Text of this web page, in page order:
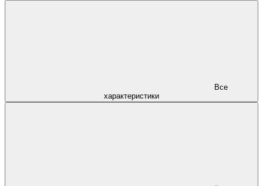
характеристики